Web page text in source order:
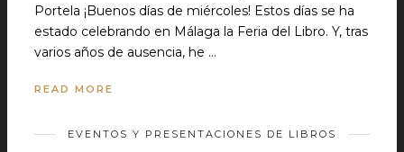
Portela ¡Buenos días de miércoles! Estos días se ha
estado celebrando en Málaga la Feria del Libro. Y, tras
varios años de ausencia, he …
READ MORE
EVENTOS Y PRESENTACIONES DE LIBROS